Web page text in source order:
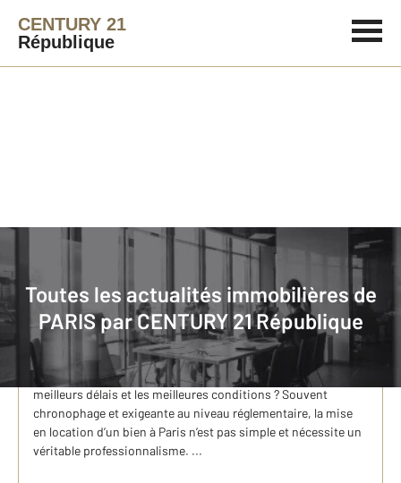
CENTURY 21
République
Toutes les actualités immobilières de
PARIS parCENTURY 21 République
Louer et Faire gérer un appartement à Paris 11eme
arrondissement
Louer et Faire Gérer un appartement à Paris 11e Vous êtes
bailleur et vous souhaitez trouver un locataire dans les
meilleurs délais et les meilleures conditions ? Souvent
chronophage et exigeante au niveau réglementaire, la mise
en location d’un bien à Paris n’est pas simple et nécessite un
véritable professionnalisme. ...